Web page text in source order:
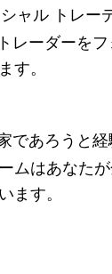
ャル トレー
レーダーを
す。
であろうと
ムはあなた
ます。